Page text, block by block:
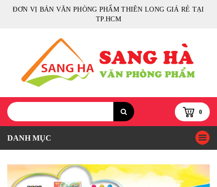
ĐƠN VỊ BÁN VĂN PHÒNG PHẨM THIÊN LONG GIÁ RẺ TẠI
TP.HCM
0
DANH MỤC